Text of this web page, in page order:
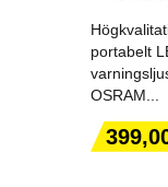
portabelt
OSRAM...
Pris